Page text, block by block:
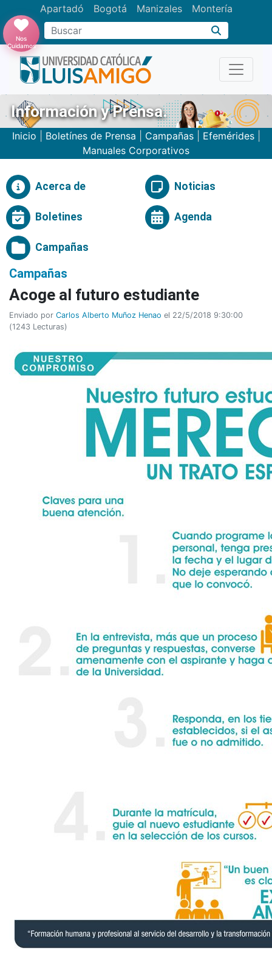
Apartadó Bogotá Manizales Montería
Buscar
Nos
Cuidamos
Información y Prensa.
Inicio Boletínes de Prensa Campañas| Efemérides|
Manuales Corporativos
Acerca de Noticias
Boletines Agenda
Campañas
Campañas
Acoge al futuro estudiante
Enviado por Carlos Alberto Muñoz Henao el 22/5/2018 9:30:00
(1243 Lecturas)